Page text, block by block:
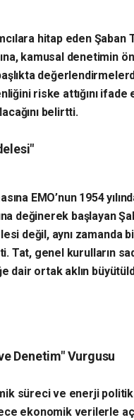
hitap eden
kamusal denetimin
riske attığını
belirtti.
EMO’nun 1954
değinerek başlayan
değil, aynı zamanda
Tat, genel kurulların
dair ortak aklın
Denetim" Vurgusu
süreci ve enerji
ekonomik verilerle